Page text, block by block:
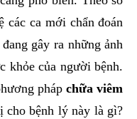
các ca mới chẩn đoán
gây ra những ảnh
khỏe của người bệnh.
phápchữa viêm
cho bệnh lý này là gì?